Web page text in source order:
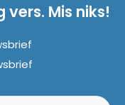
Mis niks!